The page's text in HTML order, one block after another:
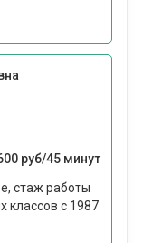
руб/45 минут
стаж работы
классов с 1987